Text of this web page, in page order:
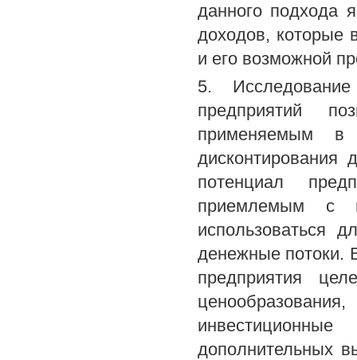
данного подхода
доходов, которые
и его возможной
5.
предприятий
применяемым в
дисконтирования
потенциал
приемлемым с
использоваться
денежные потоки.
предприятия
дополнительных